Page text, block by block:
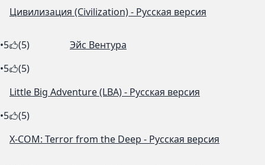
Цивилизация (Civilization) - Русская версия
•5 (5)
Эйс Вентура
•5
(5)
Little Big Adventure (LBA) - Русская версия
•5
(5)
X-COM: Terror from the Deep - Русская версия